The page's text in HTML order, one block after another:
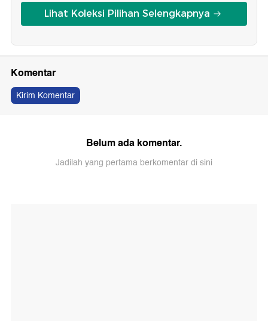
Lihat Koleksi Pilihan Selengkapnya
Komentar
Kirim Komentar
Belum ada komentar.
Jadilah yang pertama berkomentar di sini